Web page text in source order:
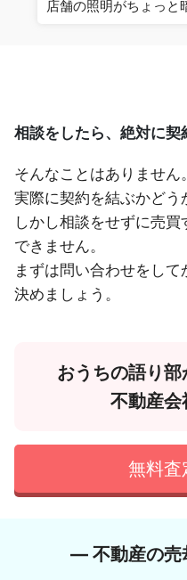
店舗の照明がちょっと
相談をしたら、絶対に契
そんなことはありません。
実際に契約を結ぶかどう
しかし相談をせずに売
できません。
まずは問い合わせをし
決めましょう。
おうちの語り部
不動産会
無料査
― 不動産の売